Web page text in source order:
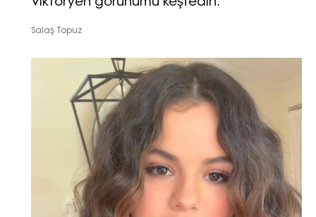
Viktoryen görünümü keşfedin.
Salaş Topuz